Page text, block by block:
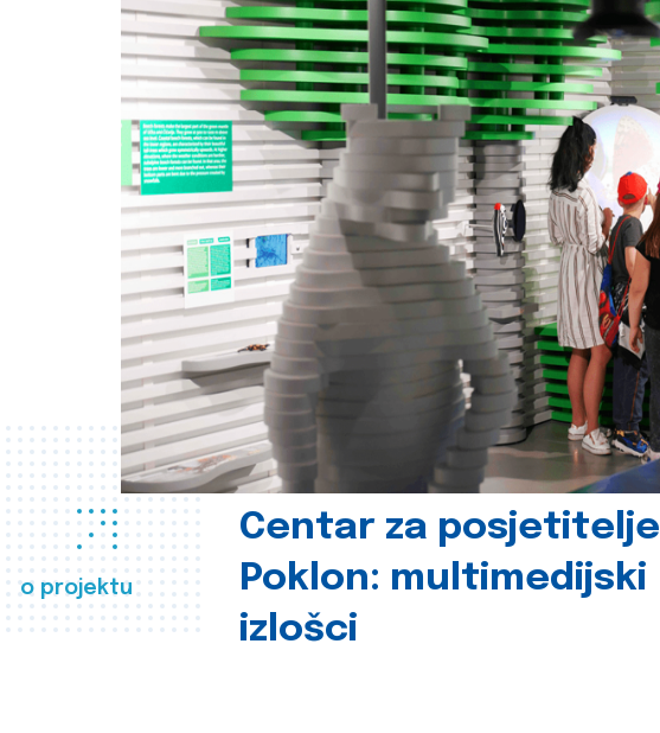
o projektu
Centar za posjetitelje
Poklon: multimedijski
izlošci